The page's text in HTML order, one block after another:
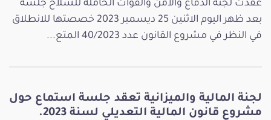
عقدت لجنة الدفاع والأمن والقوات الحاملة للسلاح جلسة
بعد ظهر اليوم الاثنين 25 ديسمبر 2023 خصصتها للانطلاق
في النظر في مشروع القانون عدد 40/2023 المتع...
لجنة المالية والميزانية تعقد جلسة استماع حول
مشروع قانون المالية التعديلي لسنة 2023.